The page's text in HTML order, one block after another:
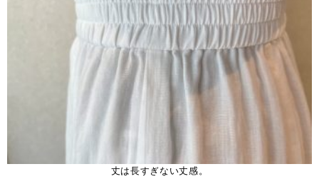
丈は長すぎない丈感。